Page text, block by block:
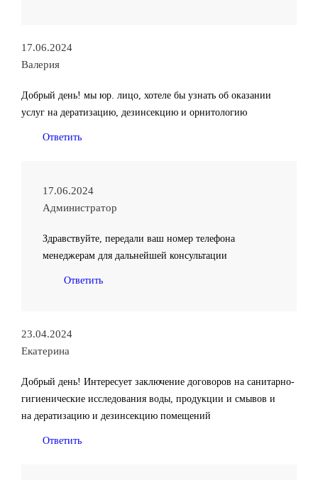
17.06.2024
Валерия
Добрый день! мы юр. лицо, хотеле бы узнать об оказании
услуг на дератизацию, дезинсекцию и орнитологию
Ответить
17.06.2024
Администратор
Здравствуйте, передали ваш номер телефона
менеджерам для дальнейшей консультации
Ответить
23.04.2024
Екатерина
Добрый день! Интересует заключение договоров на санитарно-
гигиенические исследования воды, продукции и смывов и
на дератизацию и дезинсекцию помещений
Ответить